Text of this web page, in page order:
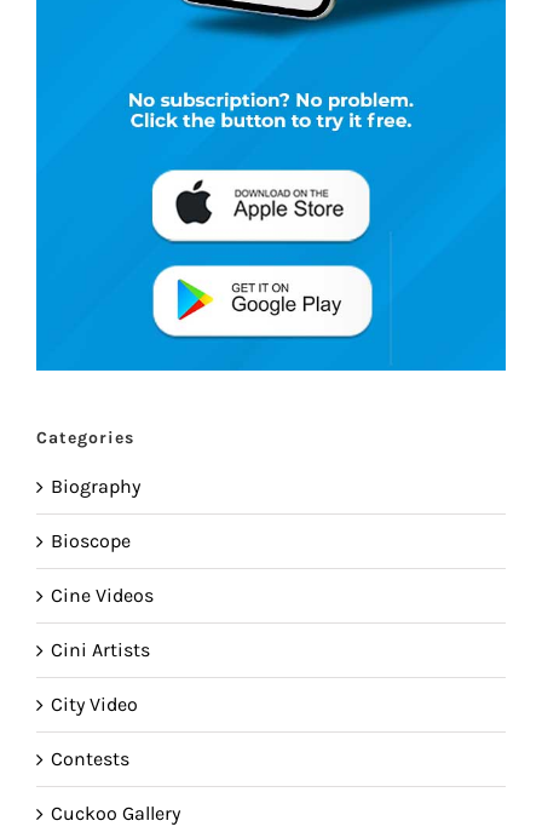
Categories
Biography
Bioscope
Cine Videos
Cini Artists
City Video
Contests
Cuckoo Gallery